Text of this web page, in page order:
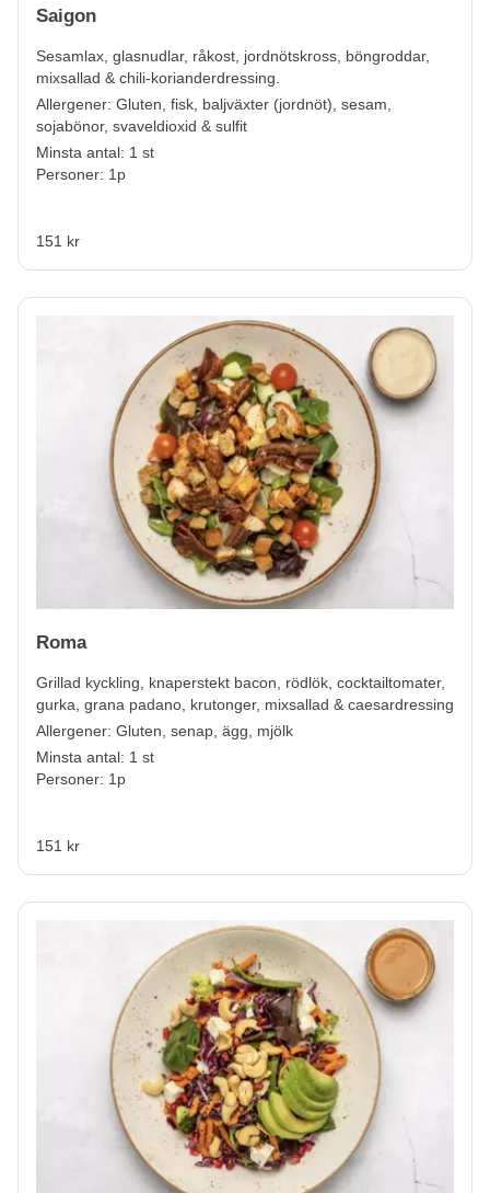
Saigon
Sesamlax, glasnudlar, råkost, jordnötskross, böngroddar,
mixsallad & chili-korianderdressing.
Allergener: Gluten, fisk, baljväxter (jordnöt), sesam,
sojabönor, svaveldioxid & sulfit
Minsta antal: 1 st
Personer: 1p
151 kr
Roma
Grillad kyckling, knaperstekt bacon, rödlök, cocktailtomater,
gurka, grana padano, krutonger, mixsallad & caesardressing
Allergener: Gluten, senap, ägg, mjölk
Minsta antal: 1 st
Personer: 1p
151 kr